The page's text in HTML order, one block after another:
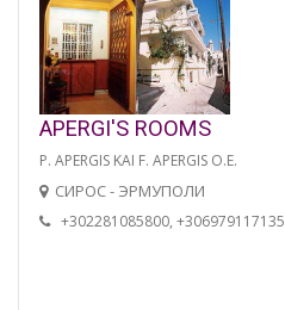
APERGI'S ROOMS
P. APERGIS KAI F. APERGIS O.E.
СИРОС - ЭРМУПОЛИ
+302281085800, +306979117135